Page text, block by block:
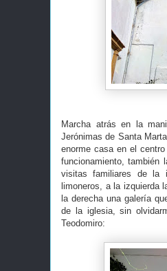
Marcha atrás en la
Jerónimas de Santa
enorme casa en el
funcionamiento, también
visitas familiares de la
limoneros, a la izquierda
la derecha una galería
de la iglesia, sin
Teodomiro: